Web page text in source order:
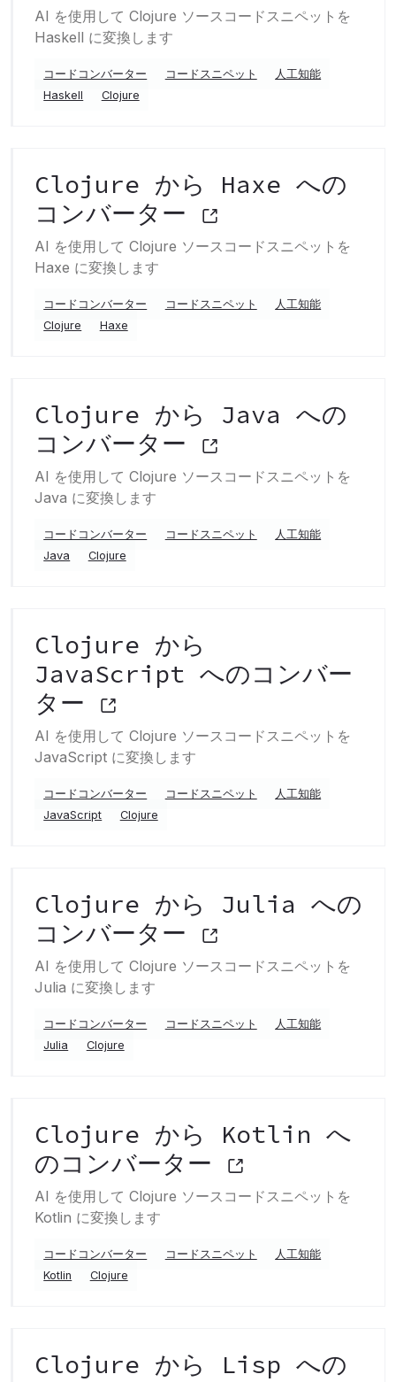
AI を使用して Clojure ソースコードスニペットを
Haskell に変換します
コードコンバーター コードスニペット
人工知能
Haskell
Clojure
Clojure から Haxe への
コンバーター
AI を使用して Clojure ソースコードスニペットを
Haxe に変換します
コードコンバーター コードスニペット
人工知能
Clojure
Haxe
Clojure から Java への
コンバーター
AI を使用して Clojure ソースコードスニペットを
Java に変換します
コードコンバーター コードスニペット
人工知能
Java
Clojure
Clojure から
JavaScript へのコンバー
ター
AI を使用して Clojure ソースコードスニペットを
JavaScript に変換します
コードコンバーター コードスニペット
人工知能
JavaScript
Clojure
Clojure から Julia への
コンバーター
AI を使用して Clojure ソースコードスニペットを
Julia に変換します
コードコンバーター コードスニペット
人工知能
Julia
Clojure
Clojure から Kotlin へ
のコンバーター
AI を使用して Clojure ソースコードスニペットを
Kotlin に変換します
コードコンバーター コードスニペット
人工知能
Kotlin
Clojure
Clojure から Lisp への